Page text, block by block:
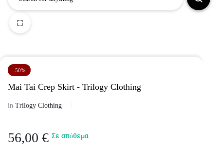
-50%
Mai Tai Crep Skirt - Trilogy Clothing
in Trilogy Clothing
56,00 € Σε απόθεμα